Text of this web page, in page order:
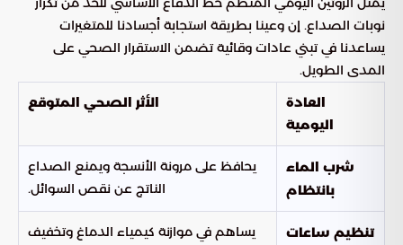
نوبات الصداع. إن وعينا بطريقة استجابة أجسادنا للمتغيرات
يساعدنا في تبني عادات وقائية تضمن الاستقرار الصحي على
المدى الطويل.
العادة
اليومية
الأثر الصحي المتوقع
شرب الماء
بانتظام
يحافظ على مرونة الأنسجة ويمنع الصداع
الناتج عن نقص السوائل.
تنظيم ساعات
يساهم في موازنة كيمياء الدماغ وتخفيف